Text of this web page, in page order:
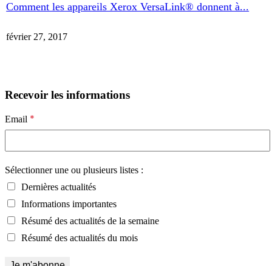
Comment les appareils Xerox VersaLink® donnent à...
février 27, 2017
Recevoir les informations
Email *
Sélectionner une ou plusieurs listes :
Dernières actualités
Informations importantes
Résumé des actualités de la semaine
Résumé des actualités du mois